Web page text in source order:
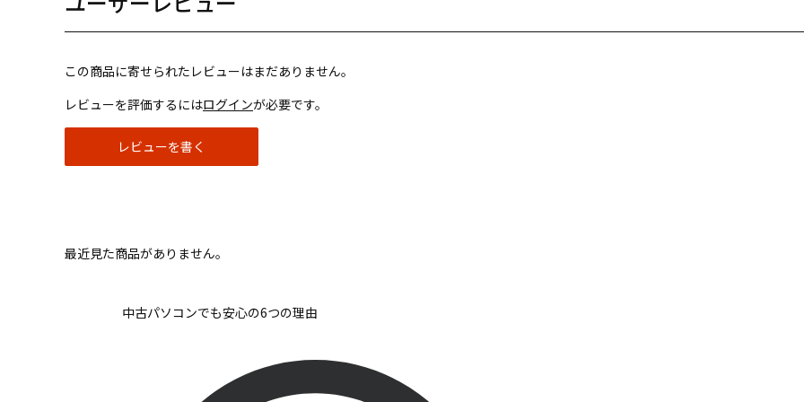
この商品に寄せられたレビューはまだありません。
レビューを評価するにはログインが必要です。
レビューを書く
最近見た商品がありません。
中古パソコンでも安心の6つの理由